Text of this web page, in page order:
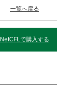
一覧へ戻る
NetCFLで購入する